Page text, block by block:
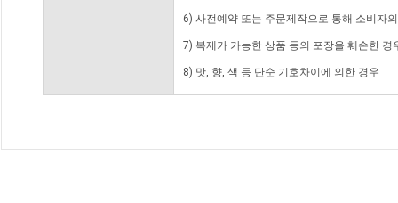
6) 사전예약 또는 주문제작으로 통해 소비자
7) 복제가 가능한 상품 등의 포장을 훼손한 경
8) 맛, 향, 색 등 단순 기호차이에 의한 경우